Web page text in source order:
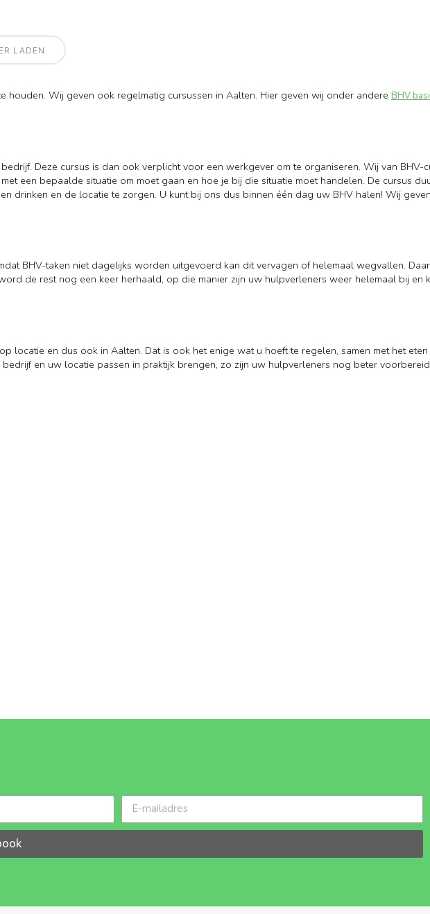
LADEN
Wij geven ook regelmatig cursussen in Aalten. Hier geven wij onder andere BHV
Deze cursus is dan ook verplicht voor een werkgever om te organiseren. Wij van BHV-
een bepaalde situatie om moet gaan en hoe je bij die situatie moet handelen. De cursus
drinken en de locatie te zorgen. U kunt bij ons dus binnen één dag uw BHV halen! Wij
BHV-taken niet dagelijks worden uitgevoerd kan dit vervagen of helemaal wegvallen.
de rest nog een keer herhaald, op die manier zijn uw hulpverleners weer helemaal bij en
en dus ook in Aalten. Dat is ook het enige wat u hoeft te regelen, samen met het
en uw locatie passen in praktijk brengen, zo zijn uw hulpverleners nog beter